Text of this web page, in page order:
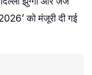
को मंजूरी दी गई